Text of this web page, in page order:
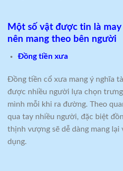
Một số vật được tin là
nên mang theo bên người
Đồng tiền xưa
Đồng tiền cổ xưa mang ý nghĩa
được nhiều người lựa chọn
mình mỗi khi ra đường. Theo
qua tay nhiều người, đặc biệt
thịnh vượng sẽ dễ dàng mang
dụng.